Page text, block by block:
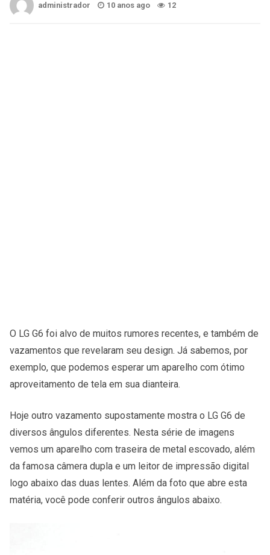
administrador 10 anos ago 12
O LG G6 foi alvo de muitos rumores recentes, e também de
vazamentos que revelaram seu design. Já sabemos, por
exemplo, que podemos esperar um aparelho com ótimo
aproveitamento de tela em sua dianteira.
Hoje outro vazamento supostamente mostra o LG G6 de
diversos ângulos diferentes. Nesta série de imagens
vemos um aparelho com traseira de metal escovado, além
da famosa câmera dupla e um leitor de impressão digital
logo abaixo das duas lentes. Além da foto que abre esta
matéria, você pode conferir outros ângulos abaixo.